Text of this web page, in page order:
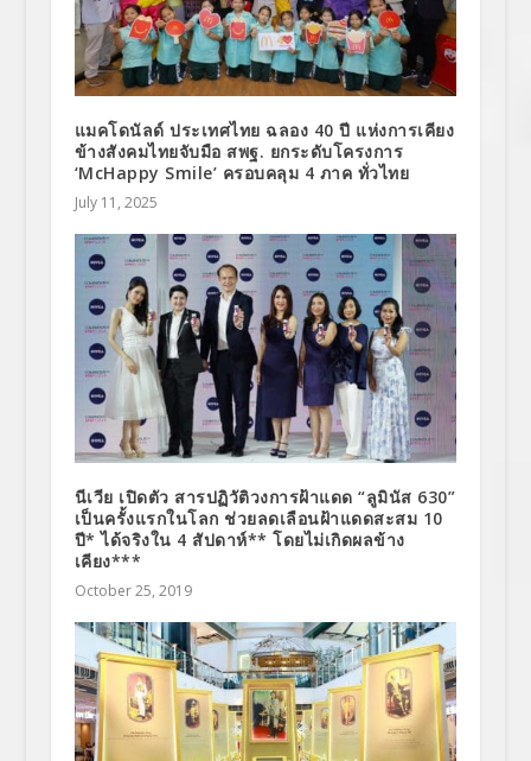
แมคโดนัลด์ ประเทศไทย ฉลอง 40 ปี แห่งการเคียง
ข้างสังคมไทยจับมือ สพฐ. ยกระดับโครงการ
‘McHappy Smile’ ครอบคลุม 4 ภาค ทั่วไทย
July 11, 2025
นีเวีย เปิดตัว สารปฏิวัติวงการฝ้าแดด “ลูมินัส 630”
เป็นครั้งแรกในโลก ช่วยลดเลือนฝ้าแดดสะสม 10
ปี* ได้จริงใน 4 สัปดาห์** โดยไม่เกิดผลข้าง
เคียง***
October 25, 2019